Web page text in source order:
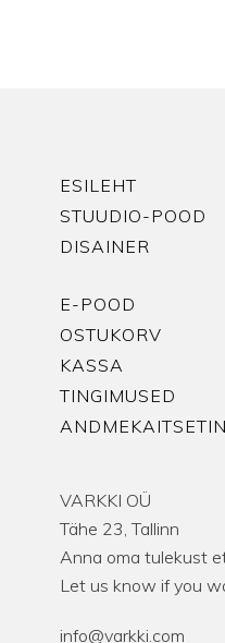
ESILEHT
STUUDIO-POOD
DISAINER
E-POOD
OSTUKORV
KASSA
TINGIMUSED
VARKKI OÜ
Tähe 23, Tallinn
Anna oma tulekust
Let us know if you
info@varkki.com